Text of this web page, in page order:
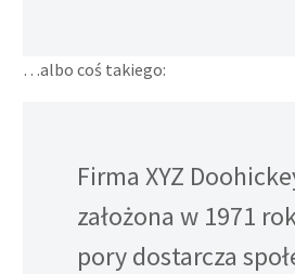
…albo coś takiego:
Firma XYZ
założona w 1971
pory dostarcza